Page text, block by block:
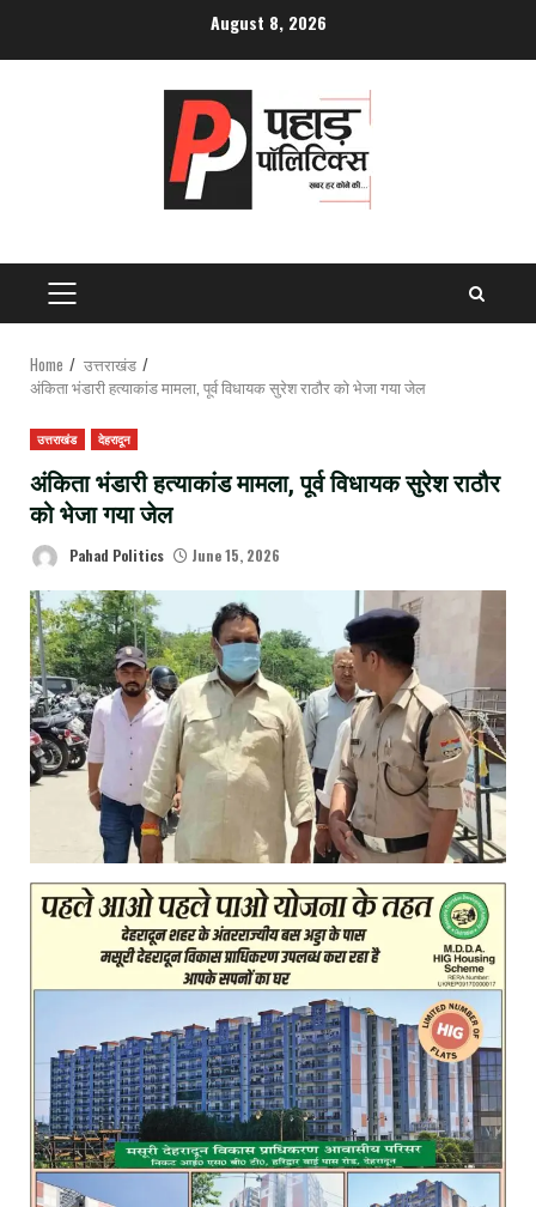
August 8, 2026
PRIMARY
MENU
Home
उत्तराखंड
अंकिता भंडारी हत्याकांड मामला, पूर्व विधायक सुरेश राठौर को भेजा गया जेल
उत्तराखंड देहरादून
अंकिता भंडारी हत्याकांड मामला, पूर्व विधायक सुरेश राठौर
को भेजा गया जेल
Pahad Politics June 15, 2026